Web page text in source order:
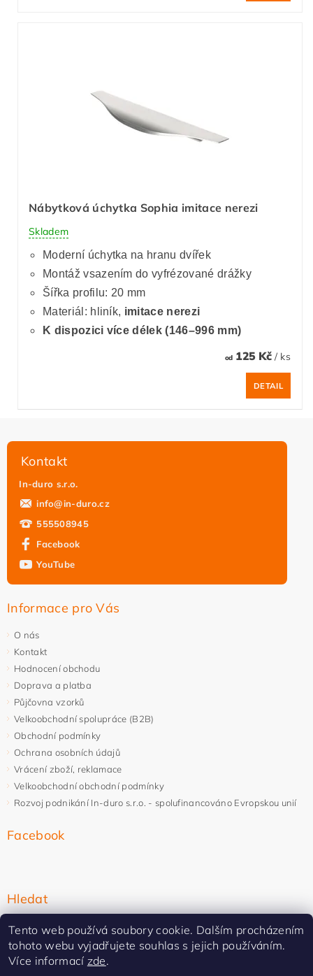
Nábytková úchytka Sophia imitace nerezi
Skladem
Moderní úchytka na hranu dvířek
Montáž vsazením do vyfrézované drážky
Šířka profilu: 20 mm
Materiál: hliník, imitace nerezi
K dispozici více délek (146–996 mm)
od125 Kč / ks
DETAIL
Kontakt
In-duro s.r.o.
info@in-duro.cz
555508945
Facebook
YouTube
Informace pro Vás
O nás
Kontakt
Hodnocení obchodu
Doprava a platba
Půjčovna vzorků
Velkoobchodní spolupráce (B2B)
Obchodní podmínky
Ochrana osobních údajů
Vrácení zboží, reklamace
Velkoobchodní obchodní podmínky
Rozvoj podnikání In-duro s.r.o. - spolufinancováno Evropskou unií
Facebook
Hledat
Tento web používá soubory cookie. Dalším procházením
tohoto webu vyjadřujete souhlas s jejich používáním.
Více informací zde.